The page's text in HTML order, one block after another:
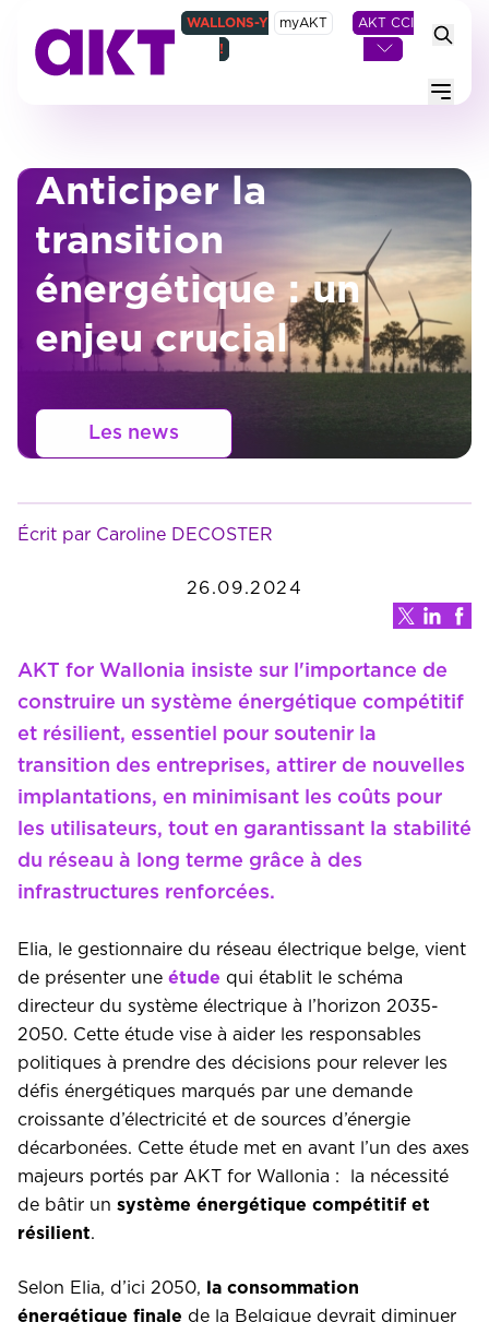
WALLONS-Y
!
myAKT AKT CCI
Menu
Anticiper la
transition
énergétique : un
enjeu crucial
Les news
Écrit par Caroline DECOSTER
26.09.2024
AKT for Wallonia insiste sur l'importance de
construire un système énergétique compétitif
et résilient, essentiel pour soutenir la
transition des entreprises, attirer de nouvelles
implantations, en minimisant les coûts pour
les utilisateurs, tout en garantissant la stabilité
du réseau à long terme grâce à des
infrastructures renforcées.
Elia, le gestionnaire du réseau électrique belge, vient
de présenter une étude qui établit le schéma
directeur du système électrique à l’horizon 2035-
2050. Cette étude vise à aider les responsables
politiques à prendre des décisions pour relever les
défis énergétiques marqués par une demande
croissante d’électricité et de sources d’énergie
décarbonées. Cette étude met en avant l’un des axes
majeurs portés par AKT for Wallonia : la nécessité
de bâtir un système énergétique compétitif et
résilient.
Selon Elia, d’ici 2050,
la consommation
énergétique finale de la Belgique devrait diminuer